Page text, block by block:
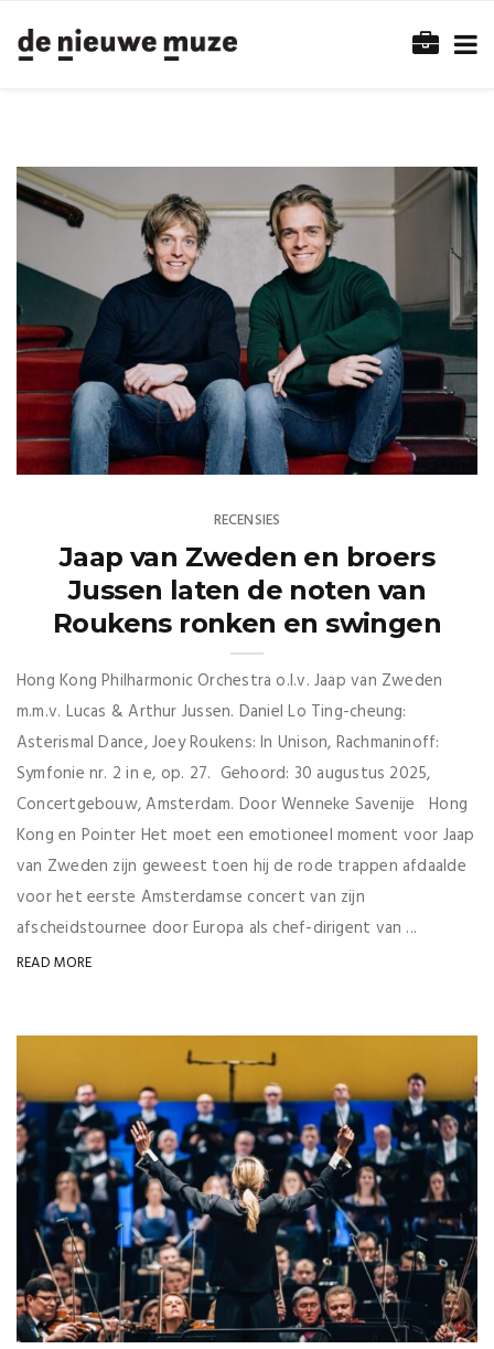
RECENSIES
Jaap van Zweden en broers
Jussen laten de noten van
Roukens ronken en swingen
Hong Kong Philharmonic Orchestra o.l.v. Jaap van Zweden
m.m.v. Lucas & Arthur Jussen. Daniel Lo Ting-cheung:
Asterismal Dance, Joey Roukens: In Unison, Rachmaninoff:
Symfonie nr. 2 in e, op. 27. Gehoord: 30 augustus 2025,
Concertgebouw, Amsterdam. Door Wenneke Savenije Hong
Kong en Pointer Het moet een emotioneel moment voor Jaap
van Zweden zijn geweest toen hij de rode trappen afdaalde
voor het eerste Amsterdamse concert van zijn
afscheidstournee door Europa als chef-dirigent van ...
READ MORE